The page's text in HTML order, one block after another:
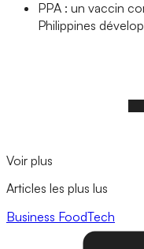
PPA : un vaccin
Philippines
Voir plus
Articles les plus lus
Business FoodTech